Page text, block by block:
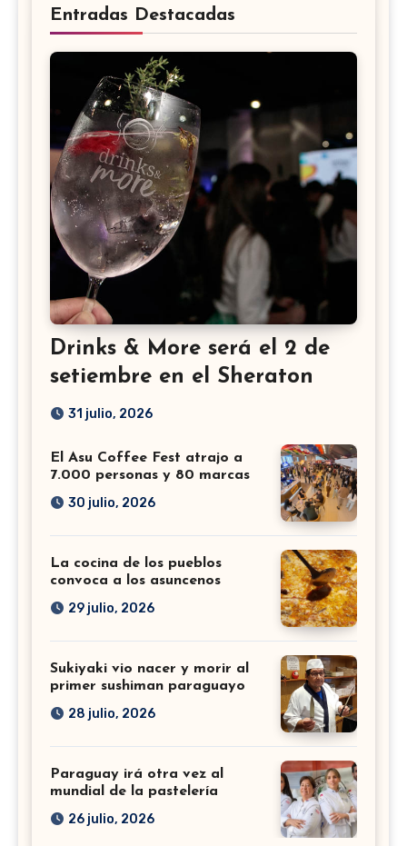
Entradas Destacadas
Drinks & More será el 2 de
setiembre en el Sheraton
31 julio, 2026
El Asu Coffee Fest atrajo a
7.000 personas y 80 marcas
30 julio, 2026
La cocina de los pueblos
convoca a los asuncenos
29 julio, 2026
Sukiyaki vio nacer y morir al
primer sushiman paraguayo
28 julio, 2026
Paraguay irá otra vez al
mundial de la pastelería
26 julio, 2026